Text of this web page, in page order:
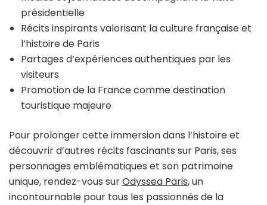
présidentielle
Récits inspirants valorisant la culture française et
l’histoire de Paris
Partages d’expériences authentiques par les
visiteurs
Promotion de la France comme destination
touristique majeure
Pour prolonger cette immersion dans l’histoire et
découvrir d’autres récits fascinants sur Paris, ses
personnages emblématiques et son patrimoine
unique, rendez-vous surOdyssea Paris, un
incontournable pour tous les passionnés de la